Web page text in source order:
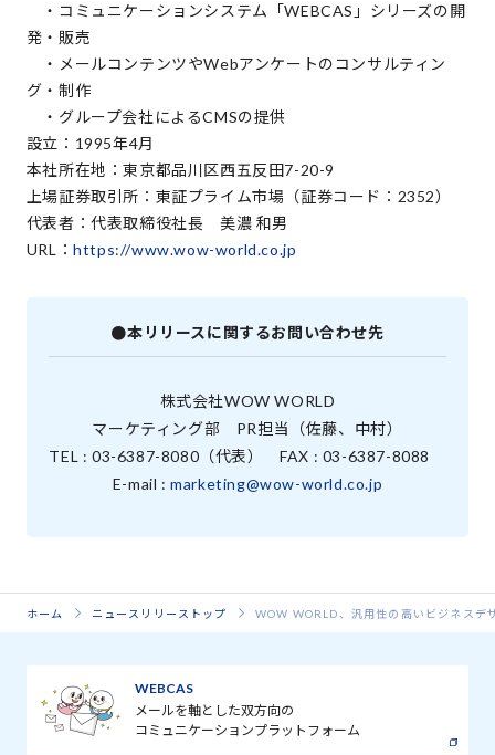
・コミュニケーションシステム「WEBCAS」シリーズの開
発・販売
・メールコンテンツやWebアンケートのコンサルティン
グ・制作
・グループ会社によるCMSの提供
設立：1995年4月
本社所在地：東京都品川区西五反田7-20-9
上場証券取引所：東証プライム市場（証券コード：2352）
代表者：代表取締役社長 美濃 和男
URL：https://www.wow-world.co.jp
●本リリースに関するお問い合わせ先
株式会社WOW WORLD
マーケティング部 PR担当（佐藤、中村）
TEL : 03-6387-8080（代表） FAX : 03-6387-8088
E-mail :marketing@wow-world.co.jp
ホーム ニュースリリーストップ WOW WORLD、汎用性の高いビジネス
WEBCAS
メールを軸とした双方向の
コミュニケーションプラットフォーム